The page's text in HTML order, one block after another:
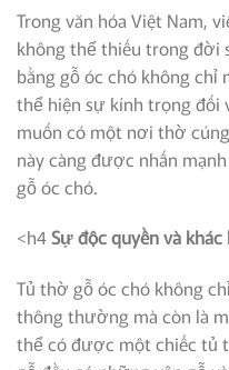
Trong văn hóa Việt Nam,
không thể thiếu trong đời
bằng gỗ óc chó không
thể hiện sự kính trọng đối
muốn có một nơi thờ
này càng được nhấn
gỗ óc chó.
<h4Sự độc quyền và khác
Tủ thờ gỗ óc chó không
thông thường mà còn là
thể có được một chiếc tủ